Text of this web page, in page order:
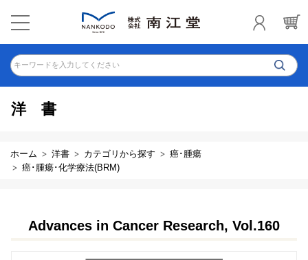
キーワードを入力してください
洋書
ホーム 洋書 カテゴリから探す
癌･腫瘍
癌･腫瘍･化学療法(BRM)
Advances in Cancer Research, Vol.160